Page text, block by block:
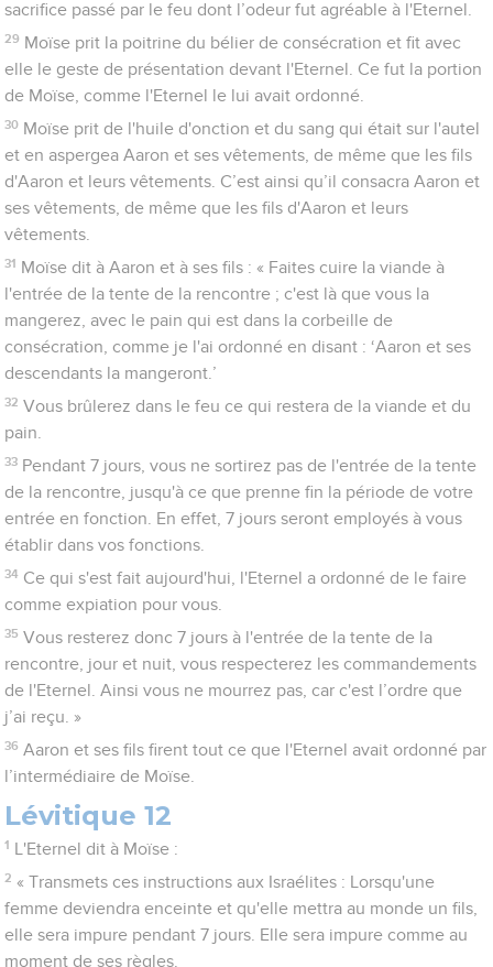
sacrifice passé par le feu dont l’odeur fut agréable à l'Eternel.
29 Moïse prit la poitrine du bélier de consécration et fit avec
elle le geste de présentation devant l'Eternel. Ce fut la portion
de Moïse, comme l'Eternel le lui avait ordonné.
30 Moïse prit de l'huile d'onction et du sang qui était sur l'autel
et en aspergea Aaron et ses vêtements, de même que les fils
d'Aaron et leurs vêtements. C’est ainsi qu’il consacra Aaron et
ses vêtements, de même que les fils d'Aaron et leurs
vêtements.
31 Moïse dit à Aaron et à ses fils : « Faites cuire la viande à
l'entrée de la tente de la rencontre ; c'est là que vous la
mangerez, avec le pain qui est dans la corbeille de
consécration, comme je l'ai ordonné en disant : ‘Aaron et ses
descendants la mangeront.’
32 Vous brûlerez dans le feu ce qui restera de la viande et du
pain.
33 Pendant 7 jours, vous ne sortirez pas de l'entrée de la tente
de la rencontre, jusqu'à ce que prenne fin la période de votre
entrée en fonction. En effet, 7 jours seront employés à vous
établir dans vos fonctions.
34 Ce qui s'est fait aujourd'hui, l'Eternel a ordonné de le faire
comme expiation pour vous.
35 Vous resterez donc 7 jours à l'entrée de la tente de la
rencontre, jour et nuit, vous respecterez les commandements
de l'Eternel. Ainsi vous ne mourrez pas, car c'est l’ordre que
j’ai reçu. »
36 Aaron et ses fils firent tout ce que l'Eternel avait ordonné par
l’intermédiaire de Moïse.
Lévitique 12
1 L'Eternel dit à Moïse :
2 « Transmets ces instructions aux Israélites : Lorsqu'une
femme deviendra enceinte et qu'elle mettra au monde un fils,
elle sera impure pendant 7 jours. Elle sera impure comme au
moment de ses règles.